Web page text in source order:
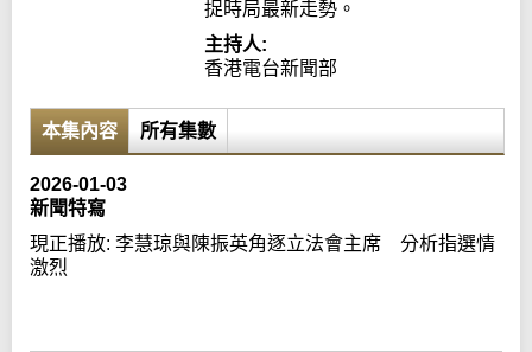
捉時局最新走勢。
主持人:
香港電台新聞部
本集內容 所有集數
2026-01-03
新聞特寫
現正播放: 李慧琼與陳振英角逐立法會主席 分析指選情
激烈